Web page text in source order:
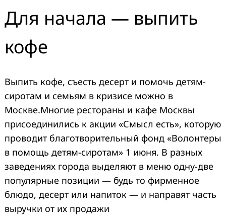
Для начала — выпить
кофе
Выпить кофе, съесть десерт и помочь детям-
сиротам и семьям в кризисе можно в
Москве.Многие рестораны и кафе Москвы
присоединились к акции «Смысл есть», которую
проводит благотворительный фонд «Волонтеры
в помощь детям-сиротам» 1 июня. В разных
заведениях города выделяют в меню одну-две
популярные позиции — будь то фирменное
блюдо, десерт или напиток — и направят часть
выручки от их продажи